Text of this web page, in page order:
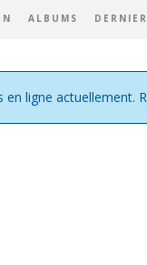
ALBUMS
en ligne actuellement.